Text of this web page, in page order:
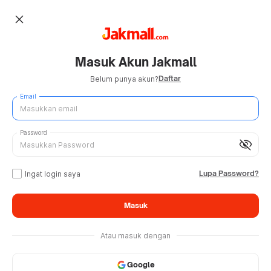
close
Masuk Akun Jakmall
Belum punya akun?Daftar
Email
visibility_off
Password
Ingat login saya Lupa Password?
Masuk
Atau masuk dengan
Google